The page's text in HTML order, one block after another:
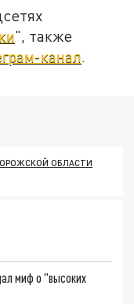
", также
канал.
ОБЛАСТИ
миф о "высоких